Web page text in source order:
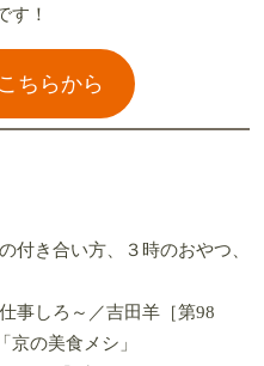
す！
ちらから
付き合い方、３時のおやつ、
事しろ～／吉田羊［第98
京の美食メシ」